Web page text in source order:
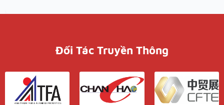
Đối Tác Truyền Thông